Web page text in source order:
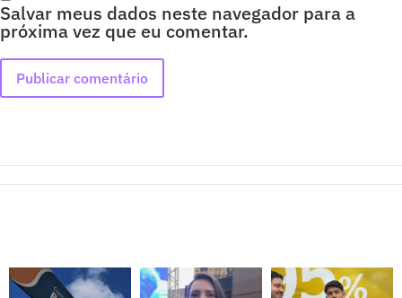
Salvar meus dados neste navegador para a
próxima vez que eu comentar.